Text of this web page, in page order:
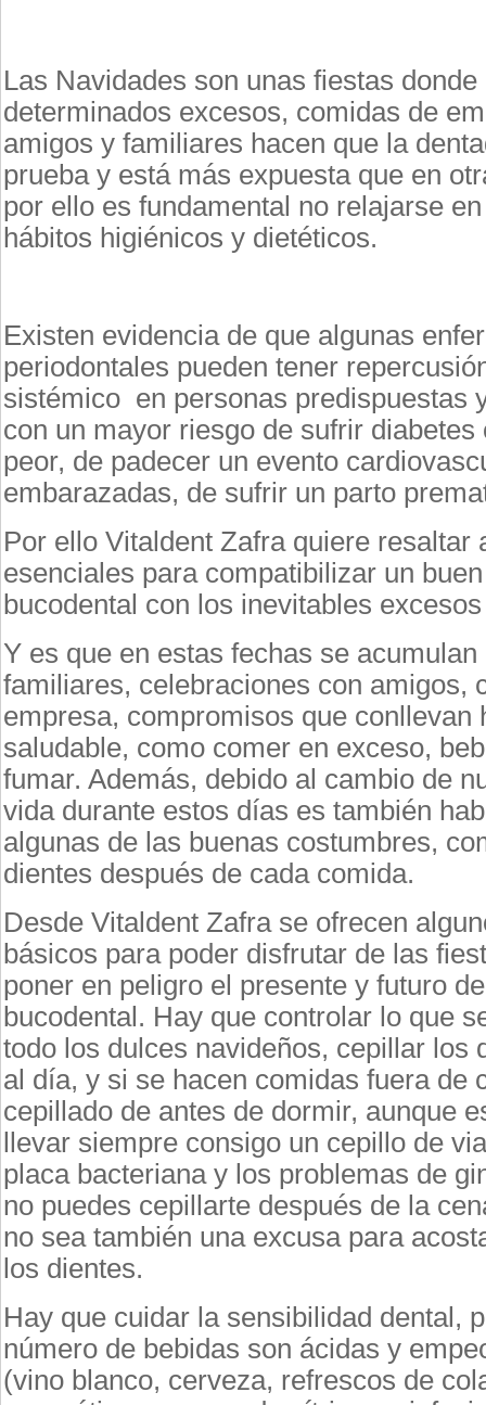
Las Navidades son unas fiestas
determinados excesos, comidas de
amigos y familiares hacen que la
prueba y está más expuesta que en
por ello es fundamental no relajarse
hábitos higiénicos y dietéticos.
Existen evidencia de que algunas
periodontales pueden tener
sistémico en personas predispuestas
con un mayor riesgo de sufrir diabetes
peor, de padecer un evento
embarazadas, de sufrir un parto
Por ello Vitaldent Zafra quiere resaltar
esenciales para compatibilizar un
bucodental con los inevitables
Y es que en estas fechas se
familiares, celebraciones con amigos,
empresa, compromisos que conllevan
saludable, como comer en exceso,
fumar. Además, debido al cambio de
vida durante estos días es también
algunas de las buenas costumbres,
dientes después de cada comida.
Desde Vitaldent Zafra se ofrecen
básicos para poder disfrutar de las
poner en peligro el presente y futuro
bucodental. Hay que controlar lo que
todo los dulces navideños, cepillar los
al día, y si se hacen comidas fuera de
cepillado de antes de dormir, aunque
llevar siempre consigo un cepillo de
placa bacteriana y los problemas de
no puedes cepillarte después de la
no sea también una excusa para
los dientes.
Hay que cuidar la sensibilidad dental,
número de bebidas son ácidas y
(vino blanco, cerveza, refrescos de